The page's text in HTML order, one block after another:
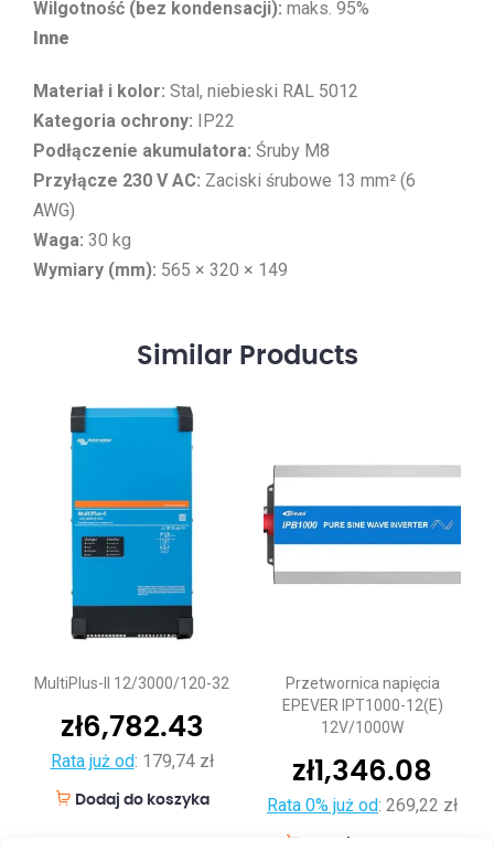
Wilgotność (bez kondensacji): maks. 95%
Inne
Materiał i kolor: Stal, niebieski RAL 5012
Kategoria ochrony: IP22
Podłączenie akumulatora: Śruby M8
Przyłącze 230 V AC: Zaciski śrubowe 13 mm² (6
AWG)
Waga: 30 kg
Wymiary (mm): 565 × 320 × 149
Similar Products
MultiPlus-II 12/3000/120-32
zł6,782.43
Rata już od: 179,74 zł
Dodaj do koszyka
Przetwornica napięcia
EPEVER IPT1000-12(E)
12V/1000W
zł1,346.08
Rata 0% już od: 269,22 zł